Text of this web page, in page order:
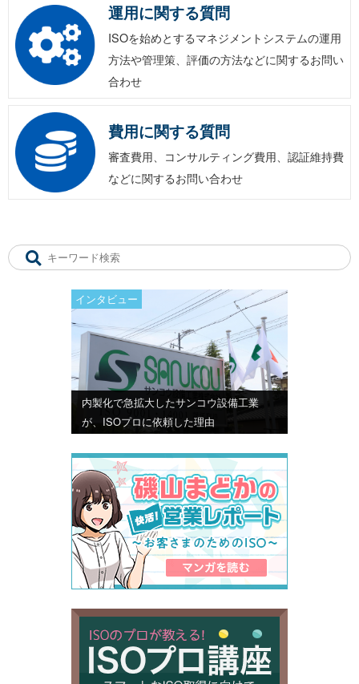
運用に関する質問
ISOを始めとするマネジメントシステムの運用
方法や管理策、評価の方法などに関するお問い
合わせ
費用に関する質問
審査費用、コンサルティング費用、認証維持費
などに関するお問い合わせ
インタビュー
内製化で急拡大したサンコウ設備工業
が、ISOプロに依頼した理由